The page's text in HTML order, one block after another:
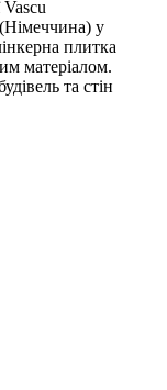
у
плитка
матеріалом.
та стін